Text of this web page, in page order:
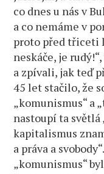
co dnes u nás v
a co nemáme v
proto před třiceti
neskáče, je
a zpívali, jak teď
45 let stačilo, že
„komunismus“ a
nastoupí ta světlá
kapitalismus
a práva a
„komunismus“